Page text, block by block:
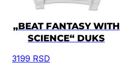
„BEAT FANTASY WITH
SCIENCE“ DUKS
3199 RSD